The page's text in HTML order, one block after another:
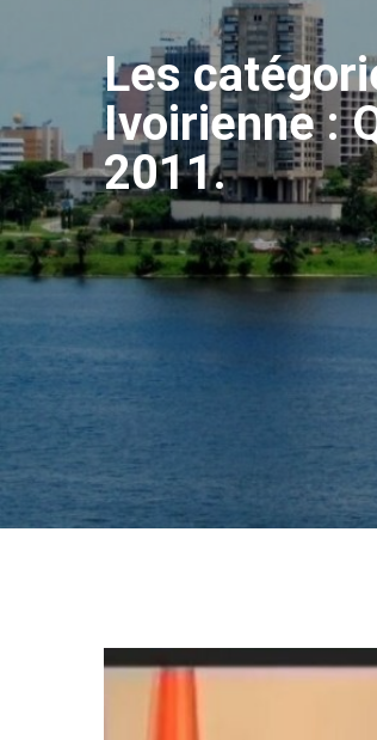
Les
Ivoirienne :
2011.